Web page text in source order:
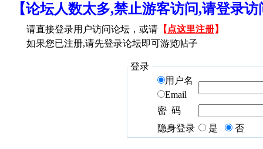
【论坛人数太多,禁止游客访问,请登录
请直接登录用户访问论坛，或请 【 点这里注册】
如果您已注册,请先登录论坛即可游览帖子
登录
用户名
Email
密 码
隐身登录
是 否